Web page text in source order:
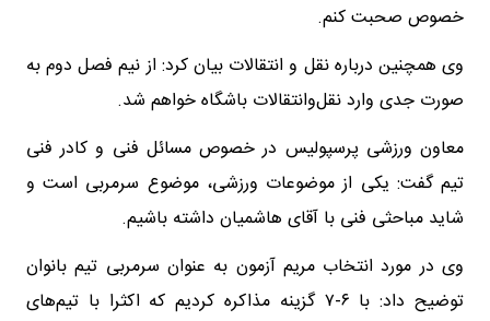
خصوص صحبت کنم.
وی همچنین درباره نقل و انتقالات بیان کرد: از نیم فصل دوم به
صورت جدی وارد نقل‌وانتقالات باشگاه خواهم شد.
معاون ورزشی پرسپولیس در خصوص مسائل فنی و کادر فنی
تیم گفت: یکی از موضوعات ورزشی، موضوع سرمربی است و
شاید مباحثی فنی با آقای هاشمیان داشته باشیم.
وی در مورد انتخاب مریم آزمون به عنوان سرمربی تیم بانوان
توضیح داد: با ۶-۷ گزینه مذاکره کردیم که اکثرا با تیم‌های